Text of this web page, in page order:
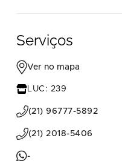
Serviços
Ver no mapa
LUC: 239
(21) 96777-5892
(21) 2018-5406
-